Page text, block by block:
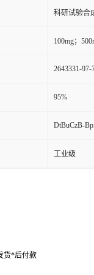
科研试验合
100mg；
2643331-97-
95%
DtBuCzB-
工业级
货*后付款